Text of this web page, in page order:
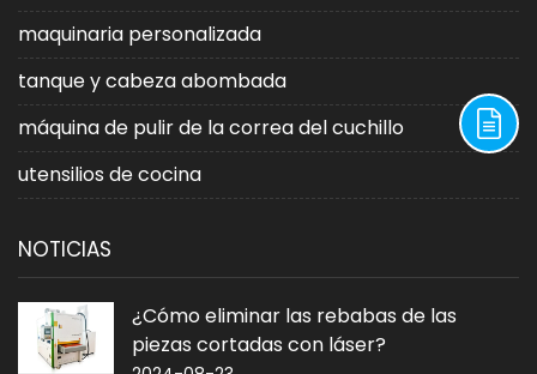
maquinaria personalizada
tanque y cabeza abombada
máquina de pulir de la correa del cuchillo
utensilios de cocina
NOTICIAS
¿Cómo eliminar las rebabas de las
piezas cortadas con láser?